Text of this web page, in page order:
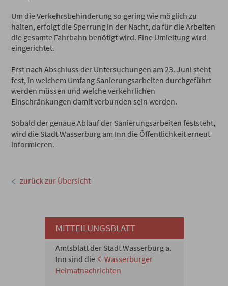
Um die Verkehrsbehinderung so gering wie möglich zu
halten, erfolgt die Sperrung in der Nacht, da für die Arbeiten
die gesamte Fahrbahn benötigt wird. Eine Umleitung wird
eingerichtet.
Erst nach Abschluss der Untersuchungen am 23. Juni steht
fest, in welchem Umfang Sanierungsarbeiten durchgeführt
werden müssen und welche verkehrlichen
Einschränkungen damit verbunden sein werden.
Sobald der genaue Ablauf der Sanierungsarbeiten feststeht,
wird die Stadt Wasserburg am Inn die Öffentlichkeit erneut
informieren.
zurück zur Übersicht
MITTEILUNGSBLATT
Amtsblatt der Stadt Wasserburg a.
Inn sind die
Wasserburger
Heimatnachrichten